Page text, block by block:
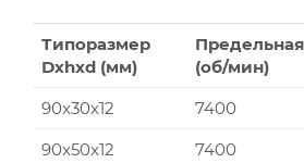
Типоразмер
Dxhxd (мм)
(об/мин)
90x30x12
7400
90x50x12
7400